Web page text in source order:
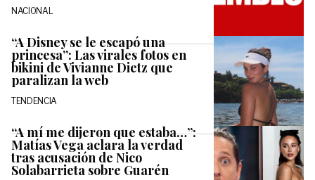
NACIONAL
“A Disney se le escapó una
princesa”: Las virales fotos en
bikini de Vivianne Dietz que
paralizan la web
TENDENCIA
“A mí me dijeron que estaba…”:
Matías Vega aclara la verdad
tras acusación de Nico
Solabarrieta sobre Guarén